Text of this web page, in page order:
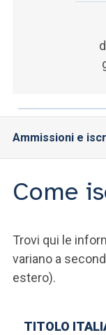
Ammissioni e
Come
Trovi qui le
variano a
estero).
TITOLO